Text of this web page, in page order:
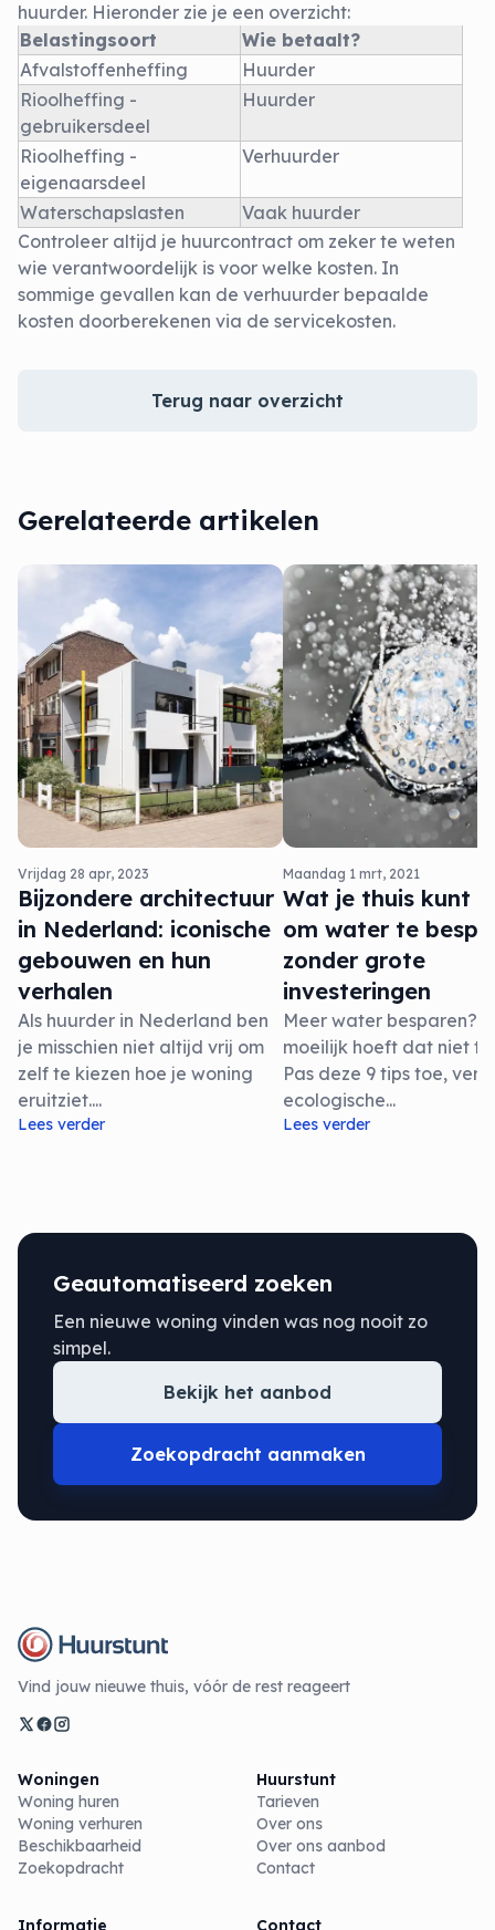
huurder. Hieronder zie je een overzicht:
Belastingsoort
Wie betaalt?
Afvalstoffenheffing
Huurder
Rioolheffing -
gebruikersdeel
Huurder
Rioolheffing -
eigenaarsdeel
Verhuurder
Waterschapslasten
Vaak huurder
Controleer altijd je huurcontract om zeker te weten
wie verantwoordelijk is voor welke kosten. In
sommige gevallen kan de verhuurder bepaalde
kosten doorberekenen via de servicekosten.
Terug naar overzicht
Gerelateerde artikelen
Vrijdag 28 apr, 2023
Bijzondere architectuur
in Nederland: iconische
gebouwen en hun
verhalen
Als huurder in Nederland ben
je misschien niet altijd vrij om
zelf te kiezen hoe je woning
eruitziet....
Lees verder
Maandag 1 mrt, 2021
Wat je thuis kunt
om water te
zonder grote
investeringen
Meer water besparen?
moeilijk hoeft dat niet te
Pas deze 9 tips toe,
ecologische...
Lees verder
Geautomatiseerd zoeken
Een nieuwe woning vinden was nog nooit zo
simpel.
Bekijk het aanbod
Zoekopdracht aanmaken
Vind jouw nieuwe thuis, vóór de rest reageert
Woningen
Woning huren
Woning verhuren
Beschikbaarheid
Zoekopdracht
Huurstunt
Tarieven
Over ons
Over ons aanbod
Contact
Informatie Contact